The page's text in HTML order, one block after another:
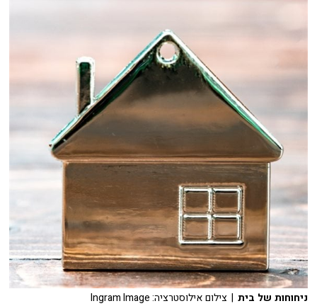
ניחוחות של בית | צילום אילוסטרציה: Ingram Image